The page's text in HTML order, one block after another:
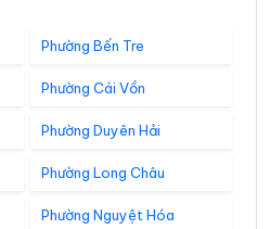
Phường Bến Tre
Phường Cái Vồn
Phường Duyên Hải
Phường Long Châu
Phường Nguyệt Hóa